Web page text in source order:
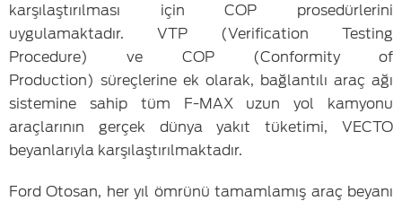
karşılaştırılması için COP prosedürlerini
uygulamaktadır. VTP (Verification Testing
Procedure) ve COP (Conformity of
Production) süreçlerine ek olarak, bağlantılı araç ağı
sistemine sahip tüm F-MAX uzun yol kamyonu
araçlarının gerçek dünya yakıt tüketimi, VECTO
beyanlarıyla karşılaştırılmaktadır.
Ford Otosan, her yıl ömrünü tamamlamış araç beyanı